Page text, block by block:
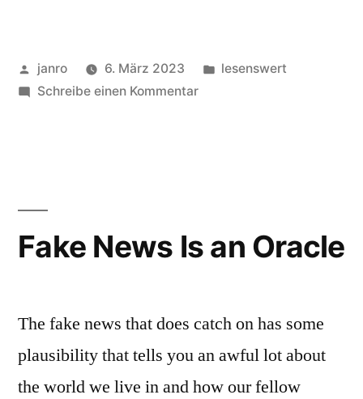
Veröffentlicht
von
janro 6. März 2023
Veröffentlicht
lesenswert
Schreibe einen Kommentarzu
the
Fake News Is an Oracle
The fake news that does catch on has some
plausibility that tells you an awful lot about
the world we live in and how our fellow